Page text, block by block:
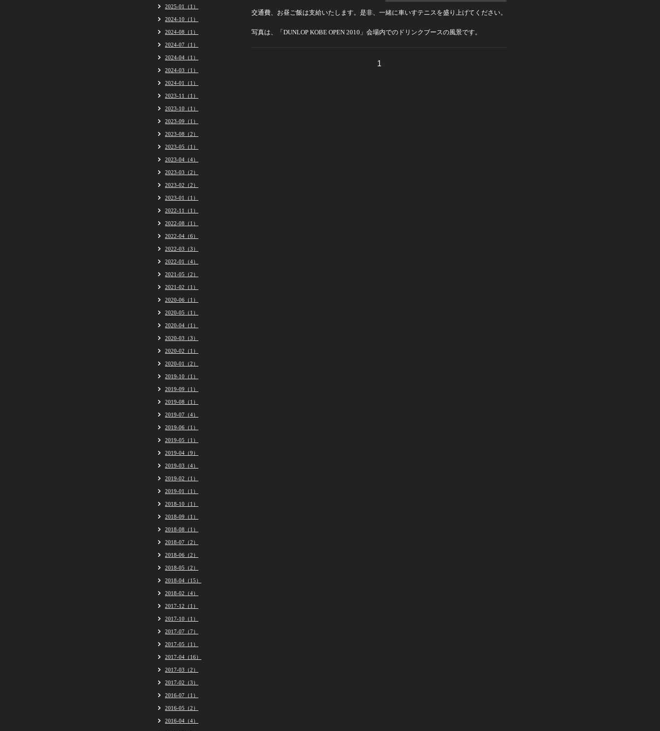
交通費、お昼ご飯は支給いたします。是非、一緒に車いすテニスを盛り上げてください。
写真は、「DUNLOP KOBE OPEN 2010」会場内でのドリンクブースの風景です。
1
2025-01（1）
2024-10（1）
2024-08（1）
2024-07（1）
2024-04（1）
2024-03（1）
2024-01（1）
2023-11（1）
2023-10（1）
2023-09（1）
2023-08（2）
2023-05（1）
2023-04（4）
2023-03（2）
2023-02（2）
2023-01（1）
2022-11（1）
2022-08（1）
2022-04（6）
2022-03（3）
2022-01（4）
2021-05（2）
2021-02（1）
2020-06（1）
2020-05（1）
2020-04（1）
2020-03（3）
2020-02（1）
2020-01（2）
2019-10（1）
2019-09（1）
2019-08（1）
2019-07（4）
2019-06（1）
2019-05（1）
2019-04（9）
2019-03（4）
2019-02（1）
2019-01（1）
2018-10（1）
2018-09（1）
2018-08（1）
2018-07（2）
2018-06（2）
2018-05（2）
2018-04（15）
2018-02（4）
2017-12（1）
2017-10（1）
2017-07（7）
2017-05（1）
2017-04（16）
2017-03（2）
2017-02（3）
2016-07（1）
2016-05（2）
2016-04（4）